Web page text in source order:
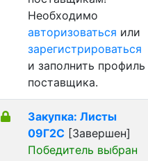
Необходимо
авторизоваться или
зарегистрироваться
и заполнить профиль
поставщика.
Закупка: Листы
09Г2С [Завершен]
Победитель выбран